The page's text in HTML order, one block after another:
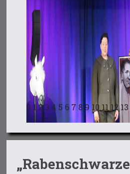
0123 4 56 7 8 91011 1213
„Rabenschwarze